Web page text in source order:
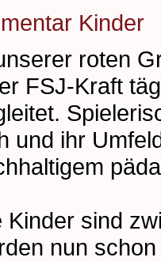
Kinder
roten
FSJ-Kraft
und ihr
Kinder sind
nun